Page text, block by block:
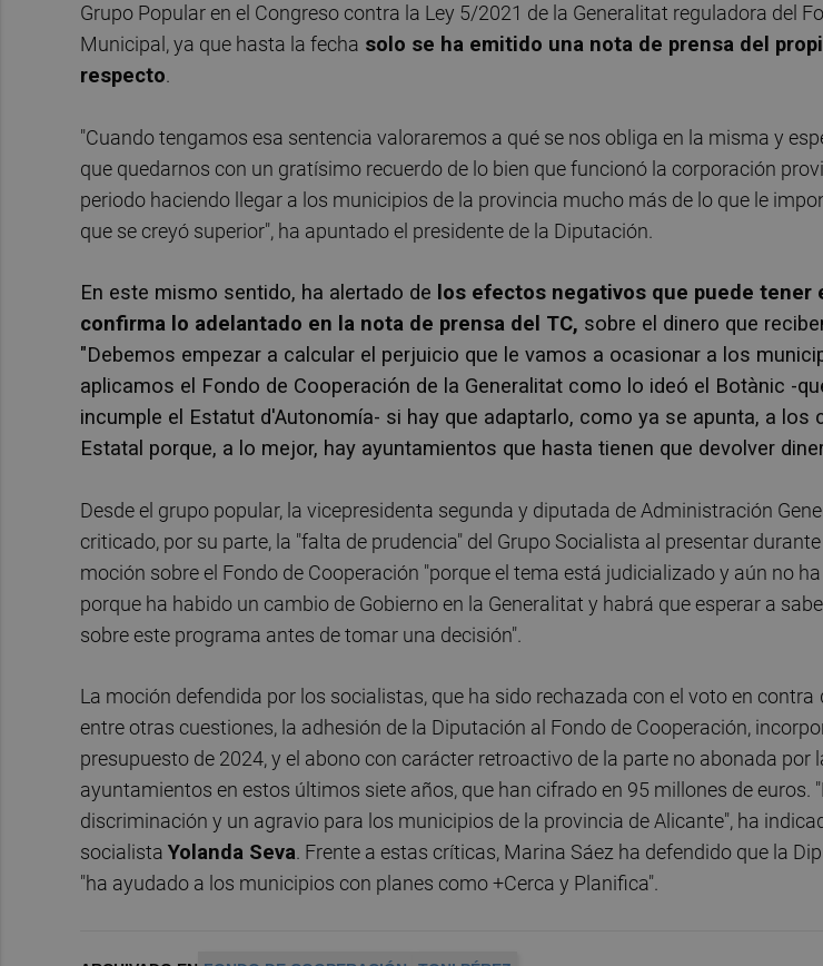
Grupo Popular en el Congreso contra la Ley 5/2021 de la Generalitat reguladora del
Municipal, ya que hasta la fecha solo se ha emitido una nota de prensa del
respecto.
"Cuando tengamos esa sentencia valoraremos a qué se nos obliga en la misma y
que quedarnos con un gratísimo recuerdo de lo bien que funcionó la corporación
periodo haciendo llegar a los municipios de la provincia mucho más de lo que le
que se creyó superior", ha apuntado el presidente de la Diputación.
En este mismo sentido, ha alertado de los efectos negativos que puede tener
confirma lo adelantado en la nota de prensa del TC, sobre el dinero que
"Debemos empezar a calcular el perjuicio que le vamos a ocasionar a los
aplicamos el Fondo de Cooperación de la Generalitat como lo ideó el Botànic -
incumple el Estatut d'Autonomía- si hay que adaptarlo, como ya se apunta, a los
Estatal porque, a lo mejor, hay ayuntamientos que hasta tienen que devolver
Desde el grupo popular, la vicepresidenta segunda y diputada de Administración
criticado, por su parte, la "falta de prudencia" del Grupo Socialista al presentar
moción sobre el Fondo de Cooperación "porque el tema está judicializado y aún no
porque ha habido un cambio de Gobierno en la Generalitat y habrá que esperar a
sobre este programa antes de tomar una decisión".
La moción defendida por los socialistas, que ha sido rechazada con el voto en contra
entre otras cuestiones, la adhesión de la Diputación al Fondo de Cooperación,
presupuesto de 2024, y el abono con carácter retroactivo de la parte no abonada por
ayuntamientos en estos últimos siete años, que han cifrado en 95 millones de euros.
discriminación y un agravio para los municipios de la provincia de Alicante", ha
socialista Yolanda Seva. Frente a estas críticas, Marina Sáez ha defendido que la
"ha ayudado a los municipios con planes como +Cerca y Planifica".